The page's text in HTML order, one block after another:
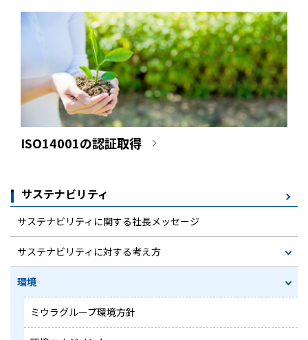
ISO14001の認証取得
サステナビリティ
サステナビリティに関する社長メッセージ
サステナビリティに対する考え方
環境
ミウラグループ環境方針